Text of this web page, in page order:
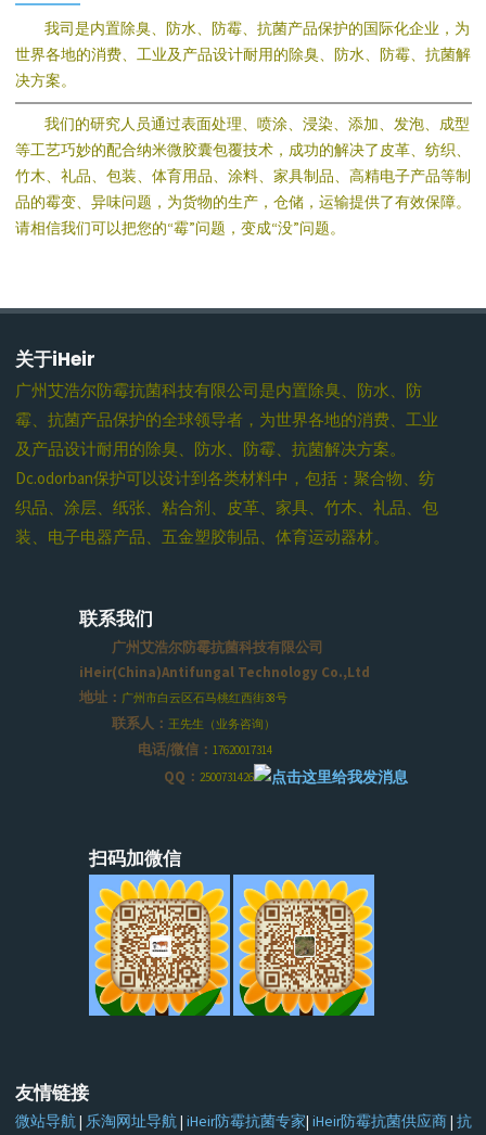
我司是内置除臭、防水、防霉、抗菌产品保护的国际化企业，为
世界各地的消费、工业及产品设计耐用的除臭、防水、防霉、抗菌解
决方案。
我们的研究人员通过表面处理、喷涂、浸染、添加、发泡、成型
等工艺巧妙的配合纳米微胶囊包覆技术，成功的解决了皮革、纺织、
竹木、礼品、包装、体育用品、涂料、家具制品、高精电子产品等制
品的霉变、异味问题，为货物的生产，仓储，运输提供了有效保障。
请相信我们可以把您的“霉”问题，变成“没”问题。
关于iHeir
广州艾浩尔防霉抗菌科技有限公司是内置除臭、防水、防
霉、抗菌产品保护的全球领导者，为世界各地的消费、工业
及产品设计耐用的除臭、防水、防霉、抗菌解决方案。
Dc.odorban保护可以设计到各类材料中，包括：聚合物、纺
织品、涂层、纸张、粘合剂、皮革、家具、竹木、礼品、包
装、电子电器产品、五金塑胶制品、体育运动器材。
联系我们
广州艾浩尔防霉抗菌科技有限公司
iHeir(China)Antifungal Technology Co.,Ltd
地址： 广州市白云区石马桃红西街38号
联系人： 王先生（业务咨询）
电话/微信： 17620017314
QQ： 2500731426
扫码加微信
友情链接
微站导航| 乐淘网址导航| iHeir防霉抗菌专家| iHeir防霉抗菌供应商| 抗